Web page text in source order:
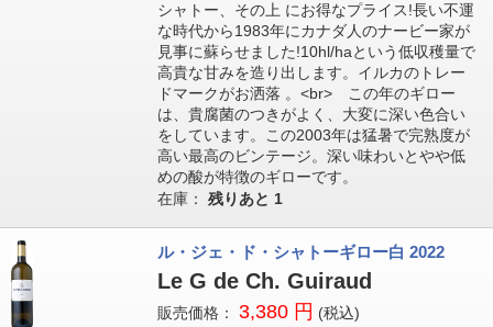
シャトー、その上 にお得なプライス!長い不運
な時代から1983年にカナダ人のナービー家が
見事に蘇らせました!10hl/haという低収穫量で
高貴な甘みを造り出します。イルカのトレー
ドマークがお洒落 。<br> この年のギロー
は、貴腐菌のつきがよく、大変に深い色合い
をしています。この2003年は猛暑で完熟度が
高い最高のビンテージ。深い味わいとやや低
めの酸が特徴のギローです。
在庫： 残りあと 1
ル・ジェ・ド・シャトーギロー白 2022
Le G de Ch. Guiraud
販売価格： 3,380 円 (税込)